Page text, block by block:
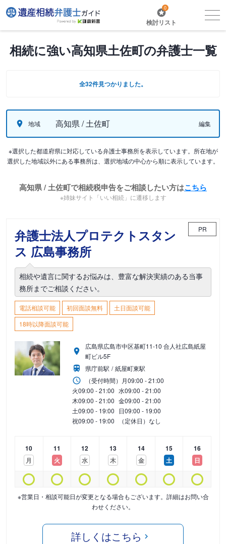
0
検討リスト
相続に強い高知県土佐町の弁護士一覧
全32件見つかりました。
地域 高知県 / 土佐町 編集
※選択した都道府県に対応している弁護士事務所を表示しています。所在地が
選択した地域以外にある事務所は、選択地域の中心から順に表示しています。
高知県 / 土佐町で相続税申告をご相談したい方はこちら
※姉妹サイト「いい相続」に遷移します
弁護士法人プロテクトスタン
ス 広島事務所
PR
相続や遺言に関するお悩みは、豊富な解決実績のある当事
務所までご相談ください。
電話相談可能 初回面談無料
土日面談可能
18時以降面談可能
広島県広島市中区基町11-10 合人社広島紙屋
町ビル5F
県庁前駅
紙屋町東駅
（受付時間） 月09:00 - 21:00
火09:00 - 21:00 水09:00 - 21:00
木09:00 - 21:00 金09:00 - 21:00
土09:00 - 19:00 日09:00 - 19:00
祝09:00 - 19:00 （定休日）なし
10
月
11
火
12
水
13
木
14
金
15
土
16
日
※営業日・相談可能日が変更となる場合もございます。詳細はお問い合
わせください。
詳しくはこちら